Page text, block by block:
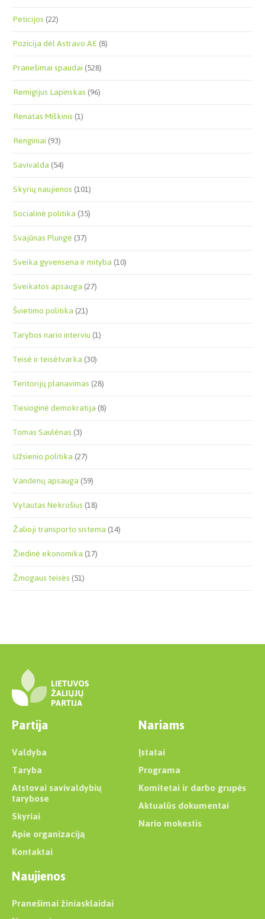
Peticijos(22)
Pozicija dėl Astravo AE(8)
Pranešimai spaudai(528)
Remigijus Lapinskas(96)
Renatas Miškinis(1)
Renginiai(93)
Savivalda(54)
Skyrių naujienos(101)
Socialinė politika(35)
Svajūnas Plungė(37)
Sveika gyvensena ir mityba(10)
Sveikatos apsauga(27)
Švietimo politika(21)
Tarybos nario interviu(1)
Teisė ir teisėtvarka(30)
Teritorijų planavimas(28)
Tiesioginė demokratija(8)
Tomas Saulėnas(3)
Užsienio politika(27)
Vandenų apsauga(59)
Vytautas Nekrošius(18)
Žalioji transporto sistema(14)
Žiedinė ekonomika(17)
Žmogaus teisės(51)
Partija
Valdyba
Taryba
Atstovai savivaldybių
tarybose
Skyriai
Apie organizaciją
Kontaktai
Nariams
Įstatai
Programa
Komitetai ir darbo grupės
Aktualūs dokumentai
Nario mokestis
Naujienos
Pranešimai žiniasklaidai